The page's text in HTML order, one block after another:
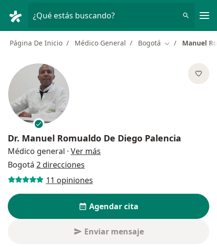
¿Qué estás buscando?
Página De Inicio Médico General Bogotá Cambiar de
Manuel
Dr. Manuel Romualdo De Diego Palencia
Médico general · Ver más
Bogotá 2 direcciones
11 opiniones
Agendar cita
Enviar mensaje